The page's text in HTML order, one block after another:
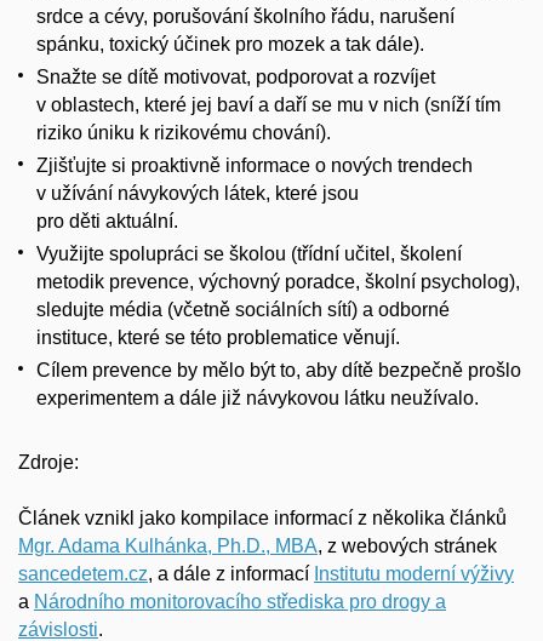
srdce a cévy, porušování školního řádu, narušení
spánku, toxický účinek pro mozek a tak dále).
Snažte se dítě motivovat, podporovat a rozvíjet
v oblastech, které jej baví a daří se mu v nich (sníží tím
riziko úniku k rizikovému chování).
Zjišťujte si proaktivně informace o nových trendech
v užívání návykových látek, které jsou
pro děti aktuální.
Využijte spolupráci se školou (třídní učitel, školení
metodik prevence, výchovný poradce, školní psycholog),
sledujte média (včetně sociálních sítí) a odborné
instituce, které se této problematice věnují.
Cílem prevence by mělo být to, aby dítě bezpečně prošlo
experimentem a dále již návykovou látku neužívalo.
Zdroje:
Článek vznikl jako kompilace informací z několika článků
Mgr. Adama Kulhánka, Ph.D., MBA, z webových stránek
sancedetem.cz, a dále z informací Institutu moderní výživy
a Národního monitorovacího střediska pro drogy a
závislosti.